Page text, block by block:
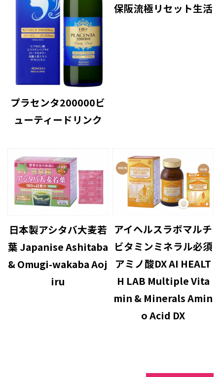
プラセンタ200000ビ
ューティードリンク
保阪流極リセット生活
日本製アシタバ大麦若
葉 Japanise Ashitaba
& Omugi-wakaba Aoj
iru
アイヘルスラボマルチ
ビタミンミネラル必須
アミノ酸DX AI HEALT
H LAB Multiple Vita
min & Minerals Amin
o Acid DX